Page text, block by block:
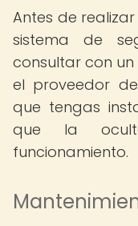
Antes de
sistema de
consultar con
el proveedor
que tengas
que la
funcionamiento.